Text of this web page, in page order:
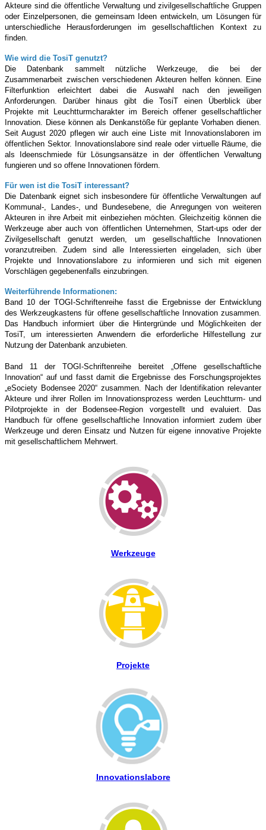
Akteure sind die öffentliche Verwaltung und zivilgesellschaftliche Gruppen
oder Einzelpersonen, die gemeinsam Ideen entwickeln, um Lösungen für
unterschiedliche Herausforderungen im gesellschaftlichen Kontext zu
finden.
Wie wird die TosiT genutzt?
Die Datenbank sammelt nützlicheWerkzeuge, die bei der
Zusammenarbeit zwischen verschiedenen Akteuren helfen können. Eine
Filterfunktion erleichtert dabei die Auswahl nach den jeweiligen
Anforderungen. Darüber hinaus gibt die TosiT einen Überblick über
Projekte mit Leuchtturmcharakter im Bereich offener gesellschaftlicher
Innovation. Diese können als Denkanstöße für geplante Vorhaben dienen.
Seit August 2020 pflegen wir auch eine Liste mit Innovationslaboren im
öffentlichen Sektor. Innovationslabore sind reale oder virtuelle Räume, die
als Ideenschmiede für Lösungsansätze in der öffentlichen Verwaltung
fungieren und so offene Innovationen fördern.
Für wen ist die TosiT interessant?
Die Datenbank eignet sich insbesondere für öffentliche Verwaltungen auf
Kommunal-, Landes-, und Bundesebene, die Anregungen von weiteren
Akteuren in ihre Arbeit mit einbeziehen möchten. Gleichzeitig können die
Werkzeuge aber auch von öffentlichen Unternehmen, Start-ups oder der
Zivilgesellschaft genutzt werden, um gesellschaftliche Innovationen
voranzutreiben. Zudem sind alle Interessierten eingeladen, sich über
Projekte und Innovationslabore zu informieren und sich mit eigenen
Vorschlägen gegebenenfalls einzubringen.
Weiterführende Informationen:
Band 10 der TOGI-Schriftenreihe fasst die Ergebnisse der Entwicklung
des Werkzeugkastens für offene gesellschaftliche Innovation zusammen.
Das Handbuch informiert über die Hintergründe und Möglichkeiten der
TosiT, um interessierten Anwendern die erforderliche Hilfestellung zur
Nutzung der Datenbank anzubieten.
Band 11 der TOGI-Schriftenreihe bereitet „Offene gesellschaftliche
Innovation“ auf und fasst damit die Ergebnisse des Forschungsprojektes
„eSociety Bodensee 2020“ zusammen. Nach der Identifikation relevanter
Akteure und ihrer Rollen im Innovationsprozess werden Leuchtturm- und
Pilotprojekte in der Bodensee-Region vorgestellt und evaluiert. Das
Handbuch für offene gesellschaftliche Innovation informiert zudem über
Werkzeuge und deren Einsatz und Nutzen für eigene innovative Projekte
mit gesellschaftlichem Mehrwert.
Werkzeuge
Projekte
Innovationslabore